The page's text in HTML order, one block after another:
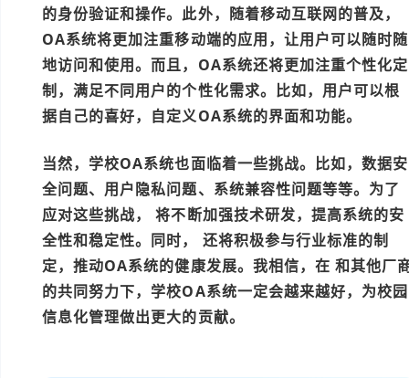
的身份验证和操作。此外，随着移动互联网的普及，
OA系统将更加注重移动端的应用，让用户可以随时随
地访问和使用。而且，OA系统还将更加注重个性化定
制，满足不同用户的个性化需求。比如，用户可以根
据自己的喜好，自定义OA系统的界面和功能。
当然，学校OA系统也面临着一些挑战。比如，数据安
全问题、用户隐私问题、系统兼容性问题等等。为了
应对这些挑战，
将不断加强技术研发，提高系统的安
全性和稳定性。同时，
还将积极参与行业标准的制
定，推动OA系统的健康发展。我相信，在 和其他厂
的共同努力下，学校OA系统一定会越来越好，为校园
信息化管理做出更大的贡献。